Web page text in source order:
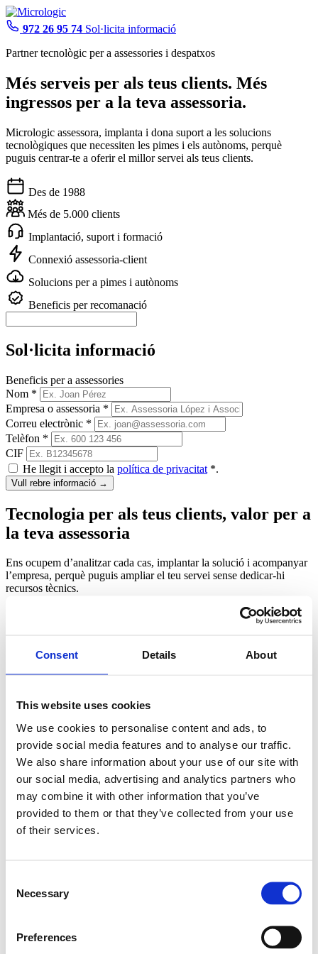
Consent Details About
This website uses cookies
We use cookies to personalise content and ads, to
provide social media features and to analyse our traffic.
We also share information about your use of our site with
our social media, advertising and analytics partners who
may combine it with other information that you’ve
provided to them or that they’ve collected from your use
of their services.
Selection
Necessary
Preferences
972 26 95 74 Sol·licita informació
Partner tecnològic per a assessories i despatxos
Més serveis per als teus clients. Més
ingressos per a la teva assessoria.
Micrologic assessora, implanta i dona suport a les solucions
tecnològiques que necessiten les pimes i els autònoms, perquè
puguis centrar-te a oferir el millor servei als teus clients.
Des de 1988
Més de 5.000 clients
Implantació, suport i formació
Connexió assessoria-client
Solucions per a pimes i autònoms
Beneficis per recomanació
Sol·licita informació
Beneficis per a assessories
Nom *
Empresa o assessoria *
Correu electrònic *
Telèfon *
CIF
He llegit i accepto la política de privacitat *.
Vull rebre informació →
Tecnologia per als teus clients, valor per a
la teva assessoria
Ens ocupem d’analitzar cada cas, implantar la solució i acompanyar
l’empresa, perquè puguis ampliar el teu servei sense dedicar-hi
recursos tècnics.
Registre horari
Ajudem les pimes i els autònoms de la teva cartera a digitalitzar el
registre diari de jornada amb una solució senzilla, sense
instal·lacions i amb suport directe de Micrologic.
Fitxatge des d’ordinador, mòbil o terminal.
Gestió d’horaris, vacances, incidències i informes.
Implantació, formació i suport a càrrec de Micrologic.
Registre horari
+10.000 empreses ja utilitzen Timenet
Així col·laborem amb tu
Tu coneixes els teus clients. Nosaltres ens
ocupem de la tecnologia.